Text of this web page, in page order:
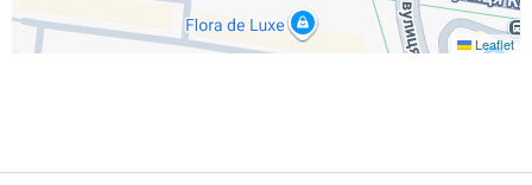
Leaflet